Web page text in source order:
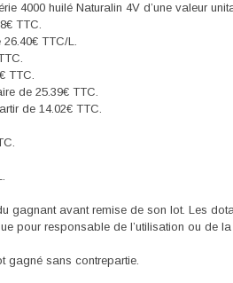
4000 huilé Naturalin 4V d’une valeur
TTC.
TTC/L.
TTC.
de 25.39€ TTC.
de 14.02€ TTC.
avant remise de son lot. Les
pour responsable de l’utilisation ou de
gagné sans contrepartie.